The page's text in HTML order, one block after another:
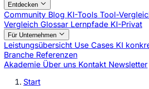
Entdecken
Community Blog KI-Tools Tool-
Vergleich Glossar Lernpfade KI-Privat
Für Unternehmen
Leistungsübersicht Use Cases KI
Branche Referenzen
Akademie Über uns Kontakt Newsletter
Start